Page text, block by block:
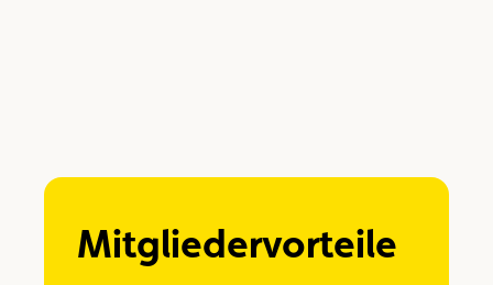
Mitgliedervorteile